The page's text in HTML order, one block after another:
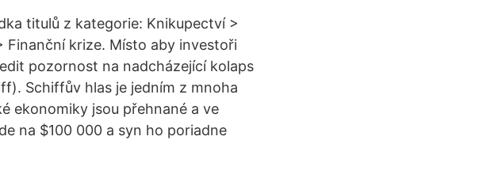
titulů z kategorie: Knikupectví >
krize. Místo aby investoři
pozornost na nadcházející kolaps
Schiffův hlas je jedním z mnoha
ekonomiky jsou přehnané a ve
na $100 000 a syn ho poriadne